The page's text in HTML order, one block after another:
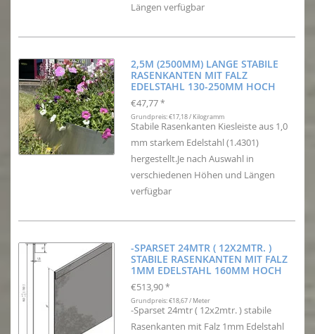
Längen verfügbar
2,5M (2500MM) LANGE STABILE
RASENKANTEN MIT FALZ
EDELSTAHL 130-250MM HOCH
€47,77 *
Grundpreis: €17,18 / Kilogramm
Stabile Rasenkanten Kiesleiste aus 1,0
mm starkem Edelstahl (1.4301)
hergestellt.Je nach Auswahl in
verschiedenen Höhen und Längen
verfügbar
-SPARSET 24MTR ( 12X2MTR. )
STABILE RASENKANTEN MIT FALZ
1MM EDELSTAHL 160MM HOCH
€513,90 *
Grundpreis: €18,67 / Meter
-Sparset 24mtr ( 12x2mtr. ) stabile
Rasenkanten mit Falz 1mm Edelstahl